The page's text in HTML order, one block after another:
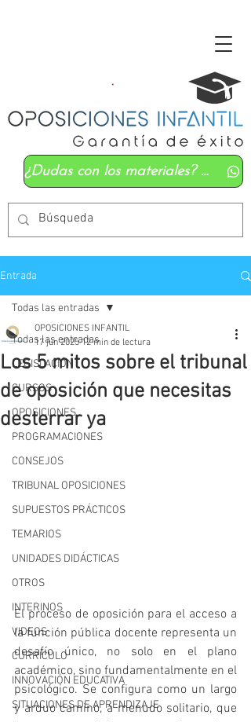
¿Dudas con los materiales? Mándanos un whatsapp
Entrada
Todas las entradas
LEGISLACIÓN
CURSOS
OPOSICIONES
PROGRAMACIONES
CONSEJOS
TRIBUNAL OPOSICIONES
SUPUESTOS PRÁCTICOS
TEMARIOS
UNIDADES DIDÁCTICAS
OTROS
INTERINOS
VIDEOS
CURRÍCULO
INNOVACIÓN EDUCATIVA
SITUACIONES DE APRENDIZAJE
Todas las entradas
Los 5 mitos sobre el tribunal
de oposición que necesitas
desterrar ya
OPOSICIONES INFANTIL
17 jun 2025 12 min de lectura
El proceso de oposición para el acceso a
la función pública docente representa un
desafío único, no solo en el plano
académico, sino fundamentalmente en el
psicológico. Se configura como un largo
y arduo camino, a menudo solitario, que